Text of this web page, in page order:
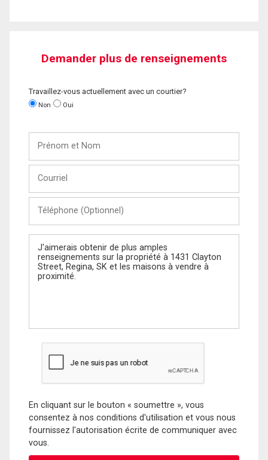
Demander plus de renseignements
Travaillez-vous actuellement avec un courtier?
Non Oui
Nom
(Optionnel)
Message
En cliquant sur le bouton « soumettre », vous
consentez à nos conditions d'utilisation et vous nous
fournissez l'autorisation écrite de communiquer avec
vous.